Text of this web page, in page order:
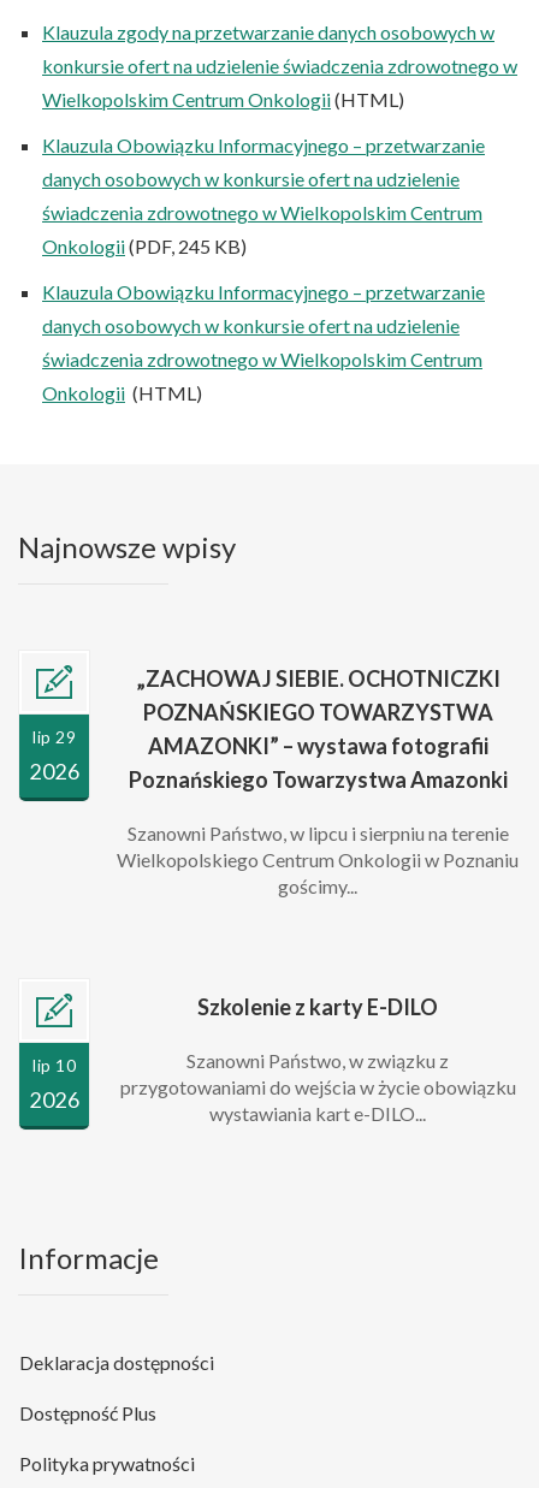
Klauzula zgody na przetwarzanie danych osobowych w
konkursie ofert na udzielenie świadczenia zdrowotnego w
Wielkopolskim Centrum Onkologii(HTML)
Klauzula Obowiązku Informacyjnego – przetwarzanie
danych osobowych w konkursie ofert na udzielenie
świadczenia zdrowotnego w Wielkopolskim Centrum
Onkologii(PDF, 245 KB)
Klauzula Obowiązku Informacyjnego – przetwarzanie
danych osobowych w konkursie ofert na udzielenie
świadczenia zdrowotnego w Wielkopolskim Centrum
Onkologii (HTML)
Najnowsze wpisy
lip 29
2026
„ZACHOWAJ SIEBIE. OCHOTNICZKI
POZNAŃSKIEGO TOWARZYSTWA
AMAZONKI” – wystawa fotografii
Poznańskiego Towarzystwa Amazonki
Szanowni Państwo, w lipcu i sierpniu na terenie
Wielkopolskiego Centrum Onkologii w Poznaniu
gościmy...
lip 10
2026
Szkolenie z karty E-DILO
Szanowni Państwo, w związku z
przygotowaniami do wejścia w życie obowiązku
wystawiania kart e-DILO...
Informacje
Deklaracja dostępności
Dostępność Plus
Polityka prywatności